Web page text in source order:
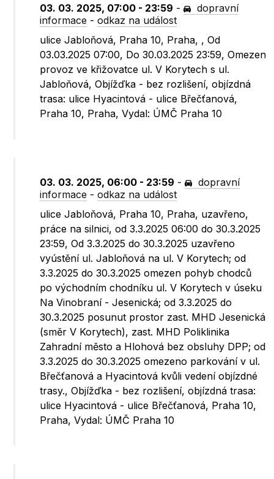
03. 03. 2025, 07:00 - 23:59 -
dopravní
informace -odkaz na událost
ulice Jabloňová, Praha 10, Praha, , Od
03.03.2025 07:00, Do 30.03.2025 23:59, Omezen
provoz ve křižovatce ul. V Korytech s ul.
Jabloňová, Objížďka - bez rozlišení, objízdná
trasa: ulice Hyacintová - ulice Břečťanová,
Praha 10, Praha, Vydal: ÚMČ Praha 10
03. 03. 2025, 06:00 - 23:59 -
dopravní
informace -odkaz na událost
ulice Jabloňová, Praha 10, Praha, uzavřeno,
práce na silnici, od 3.3.2025 06:00 do 30.3.2025
23:59, Od 3.3.2025 do 30.3.2025 uzavřeno
vyústění ul. Jabloňová na ul. V Korytech; od
3.3.2025 do 30.3.2025 omezen pohyb chodců
po východním chodníku ul. V Korytech v úseku
Na Vinobraní - Jesenická; od 3.3.2025 do
30.3.2025 posunut prostor zast. MHD Jesenická
(směr V Korytech), zast. MHD Poliklinika
Zahradní město a Hlohová bez obsluhy DPP; od
3.3.2025 do 30.3.2025 omezeno parkování v ul.
Břečťanová a Hyacintová kvůli vedení objízdné
trasy., Objížďka - bez rozlišení, objízdná trasa:
ulice Hyacintová - ulice Břečťanová, Praha 10,
Praha, Vydal: ÚMČ Praha 10